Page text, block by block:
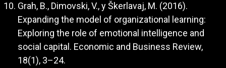
Grah, B., Dimovski, V., y Škerlavaj, M. (2016).
Expanding the model of organizational learning:
Exploring the role of emotional intelligence and
social capital. Economic and Business Review,
18(1), 3–24.